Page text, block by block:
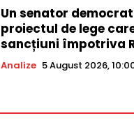
Un senator
proiectul de lege
sancțiuni împotriva
Analize 5 August 2026,